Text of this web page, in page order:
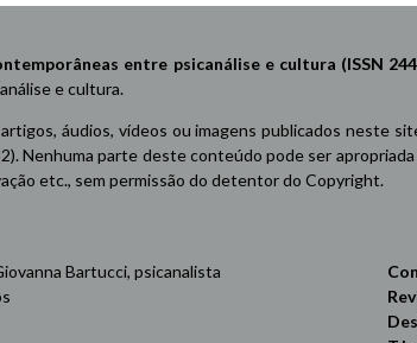
entre psicanálise e cultura (ISSN
e cultura.
áudios, vídeos ou imagens publicados neste
Nenhuma parte deste conteúdo pode ser
etc., sem permissão do detentor do Copyright.
Bartucci, psicanalista